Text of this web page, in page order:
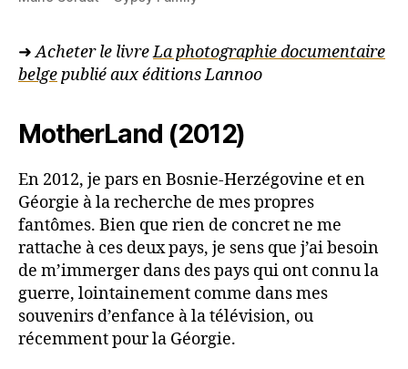
➜Acheter le livreLa photographie documentaire
belgepublié aux éditionsLannoo
MotherLand (2012)
En 2012, je pars en Bosnie-Herzégovine et en
Géorgie à la recherche de mes propres
fantômes. Bien que rien de concret ne me
rattache à ces deux pays, je sens que j’ai besoin
de m’immerger dans des pays qui ont connu la
guerre, lointainement comme dans mes
souvenirs d’enfance à la télévision, ou
récemment pour la Géorgie.